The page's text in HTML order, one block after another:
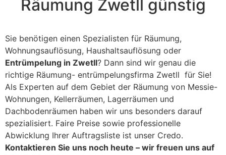
Räumung Zwetll günstig
Sie benötigen einen Spezialisten für Räumung,
Wohnungsauflösung, Haushaltsauflösung oder
Entrümpelung in Zwetll? Dann sind wir genau die
richtige Räumung- entrümpelungsfirma Zwetll für Sie!
Als Experten auf dem Gebiet der Räumung von Messie-
Wohnungen, Kellerräumen, Lagerräumen und
Dachbodenräumen haben wir uns besonders darauf
spezialisiert. Faire Preise sowie professionelle
Abwicklung Ihrer Auftragsliste ist unser Credo.
Kontaktieren Sie uns noch heute – wir freuen uns auf